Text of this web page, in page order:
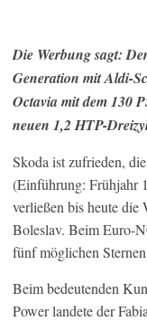
Die Werbung sagt:
Generation mit Aldi-
Octavia mit dem 130
neuen 1,2 HTP-
Skoda ist zufrieden,
(Einführung: Frühjahr
verließen bis heute die
Boleslav. Beim Euro-
fünf möglichen
Beim bedeutenden
Power landete der